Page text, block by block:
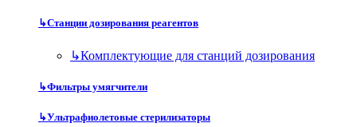
↳Станции дозирования реагентов
↳Комплектующие для станций дозирования
↳Фильтры умягчители
↳Ультрафиолетовые стерилизаторы